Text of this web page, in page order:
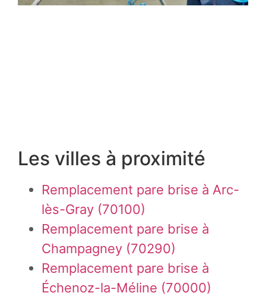
Les villes à proximité
Remplacement pare brise à Arc-
lès-Gray (70100)
Remplacement pare brise à
Champagney (70290)
Remplacement pare brise à
Échenoz-la-Méline (70000)